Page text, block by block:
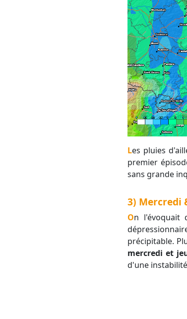
Les pluies d'ailleurs se maintenir une partie de la nuit suivante notamment du Gard aux Cévennes. Sur ce
premier
sans grande
3) Mercredi
On l'évoquait déjà prudemment dans notre article d'hier, mais la faible mobilité de la goutte froide
précipitable.
mercredi et
d'une